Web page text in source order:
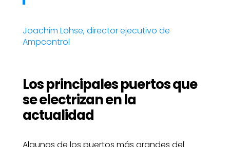
Joachim Lohse, director ejecutivo de
Ampcontrol
Los principales puertos que
se electrizan en la
actualidad